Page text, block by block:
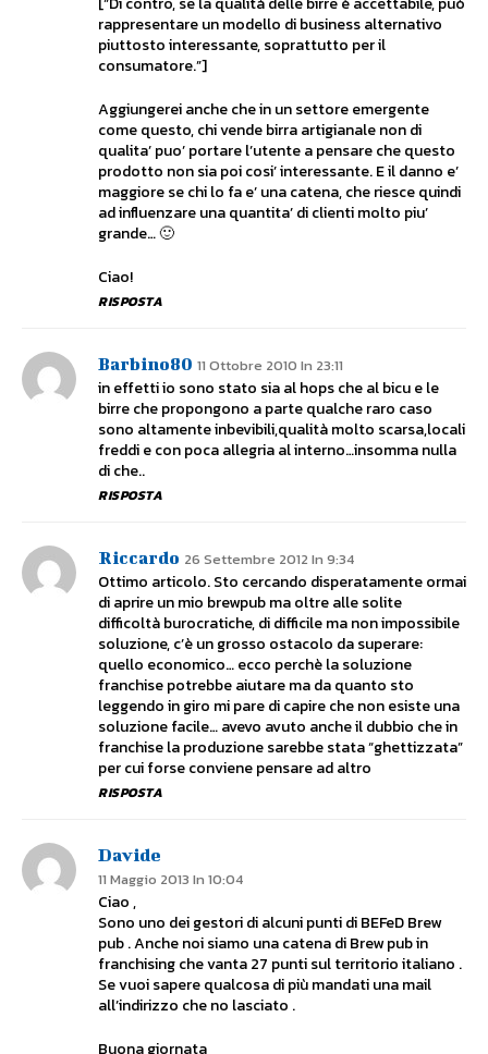
rappresentare un modello di business alternativo
piuttosto interessante, soprattutto per il
consumatore.”]
Aggiungerei anche che in un settore emergente
come questo, chi vende birra artigianale non di
qualita’ puo’ portare l’utente a pensare che questo
prodotto non sia poi cosi’ interessante. E il danno e’
maggiore se chi lo fa e’ una catena, che riesce quindi
ad influenzare una quantita’ di clienti molto piu’
grande… 🙂
Ciao!
RISPOSTA
Barbino80 11 Ottobre 2010 In 23:11
in effetti io sono stato sia al hops che al bicu e le
birre che propongono a parte qualche raro caso
sono altamente inbevibili,qualità molto scarsa,locali
freddi e con poca allegria al interno…insomma nulla
di che..
RISPOSTA
Riccardo 26 Settembre 2012 In 9:34
Ottimo articolo. Sto cercando disperatamente ormai
di aprire un mio brewpub ma oltre alle solite
difficoltà burocratiche, di difficile ma non impossibile
soluzione, c’è un grosso ostacolo da superare:
quello economico… ecco perchè la soluzione
franchise potrebbe aiutare ma da quanto sto
leggendo in giro mi pare di capire che non esiste una
soluzione facile… avevo avuto anche il dubbio che in
franchise la produzione sarebbe stata “ghettizzata”
per cui forse conviene pensare ad altro
RISPOSTA
Davide
11 Maggio 2013 In 10:04
Ciao ,
Sono uno dei gestori di alcuni punti di BEFeD Brew
pub . Anche noi siamo una catena di Brew pub in
franchising che vanta 27 punti sul territorio italiano .
Se vuoi sapere qualcosa di più mandati una mail
all’indirizzo che no lasciato .
Buona giornata